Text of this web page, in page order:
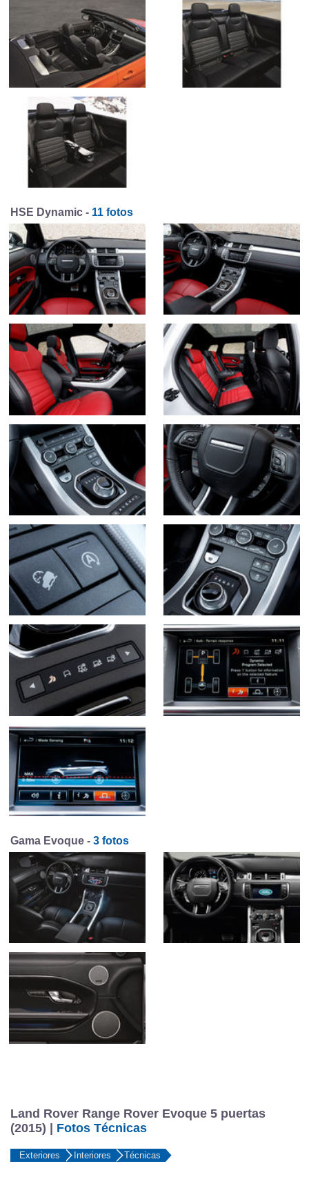
HSE Dynamic - 11 fotos
Gama Evoque - 3 fotos
Land Rover Range Rover Evoque 5 puertas
(2015) | Fotos Técnicas
Exteriores Interiores Técnicas